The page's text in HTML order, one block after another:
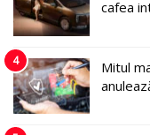
cafea
4
Mitul